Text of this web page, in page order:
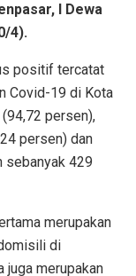
I Dewa
4).
positif tercatat
Covid-19 di Kota
persen),
persen) dan
sebanyak 429
merupakan
di
juga merupakan